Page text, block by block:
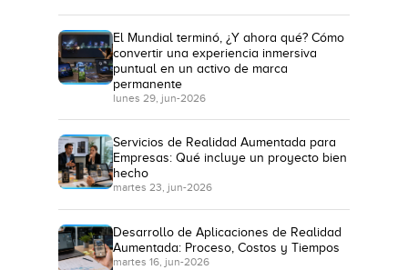
El Mundial terminó, ¿Y ahora qué? Cómo
convertir una experiencia inmersiva
puntual en un activo de marca
permanente
lunes 29, jun-2026
Servicios de Realidad Aumentada para
Empresas: Qué incluye un proyecto bien
hecho
martes 23, jun-2026
Desarrollo de Aplicaciones de Realidad
Aumentada: Proceso, Costos y Tiempos
martes 16, jun-2026